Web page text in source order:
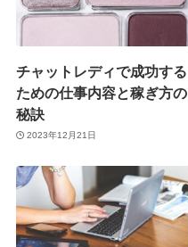
チャットレディで成功する
ための仕事内容と稼ぎ方の
秘訣
2023年12月21日